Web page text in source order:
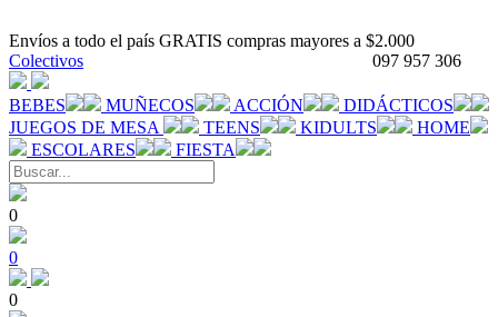
Envíos a todo el país GRATIS compras mayores a $2.000
097 957 306
Colectivos
BEBES MUÑECOS ACCIÓN
DIDÁCTICOS
JUEGOS DE MESA
TEENS KIDULTS
HOME
ESCOLARES
FIESTA
0
0
0